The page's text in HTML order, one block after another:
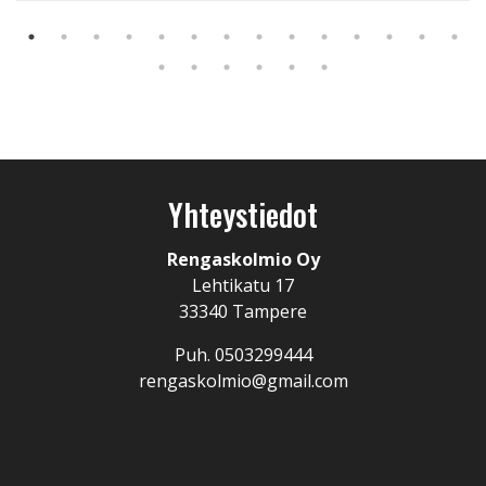
Yhteystiedot
Rengaskolmio Oy
Lehtikatu 17
33340 Tampere
Puh. 0503299444
rengaskolmio@gmail.com